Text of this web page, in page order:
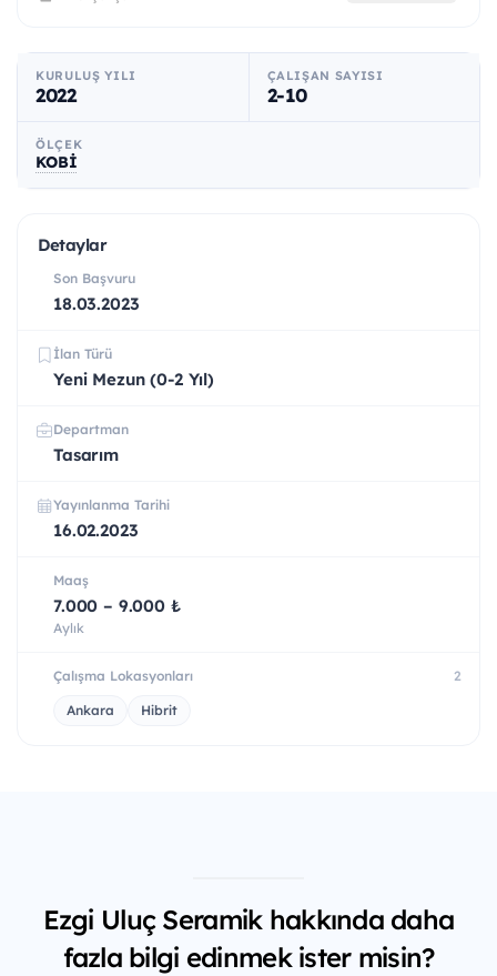
KURULUŞ YILI
2022
ÇALIŞAN SAYISI
2-10
ÖLÇEK
KOBİ
Detaylar
Son Başvuru
18.03.2023
İlan Türü
Yeni Mezun (0-2 Yıl)
Departman
Tasarım
Yayınlanma Tarihi
16.02.2023
Maaş
7.000 – 9.000 ₺
Aylık
Çalışma Lokasyonları 2
Ankara Hibrit
Ezgi Uluç Seramik hakkında daha
fazla bilgi edinmek ister misin?